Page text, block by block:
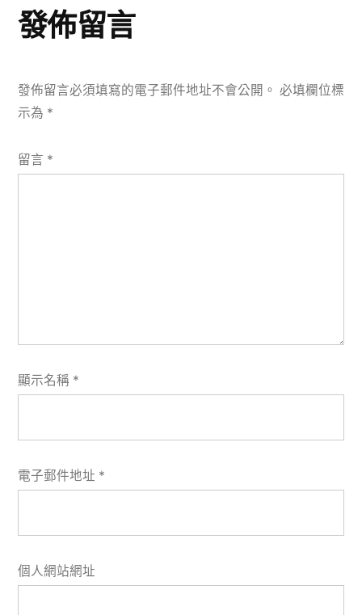
發佈留言
發佈留言必須填寫的電子郵件地址不會公開。 必填欄位標
示為 *
留言 *
顯示名稱 *
電子郵件地址 *
個人網站網址